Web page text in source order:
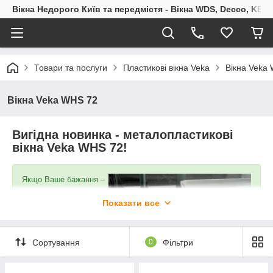
Вікна Недорого Київ та передмістя - Вікна WDS, Decco,
Товари та послуги Пластикові вікна Veka Вікна Veka
Вікна Veka WHS 72
Вигідна новинка - металопластикові
вікна Veka WHS 72!
Якщо Ваше бажання –
енергоефективні вікна
обирайте універсальне
рішення від провідного
європейського
Показати все
Сортування 0 Фільтри